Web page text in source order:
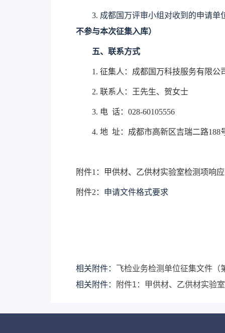
3. 成都国万评审小组 对收到的申请单
不参与本次征集入库）
五、联系方式
1. 征集人：成都国万科技服务有限公
2. 联系人： 王先生、贺女士
3. 电 话：028-60105556
4. 地 址：成都市高新区吉瑞二路188
附件1：甲供材、乙供材实验室检测项响
附件2 ： 申请文件格式要求
相关附件： 飞检业务检测单位征集文件（
相关附件：
附件1：甲供材、乙供材实验